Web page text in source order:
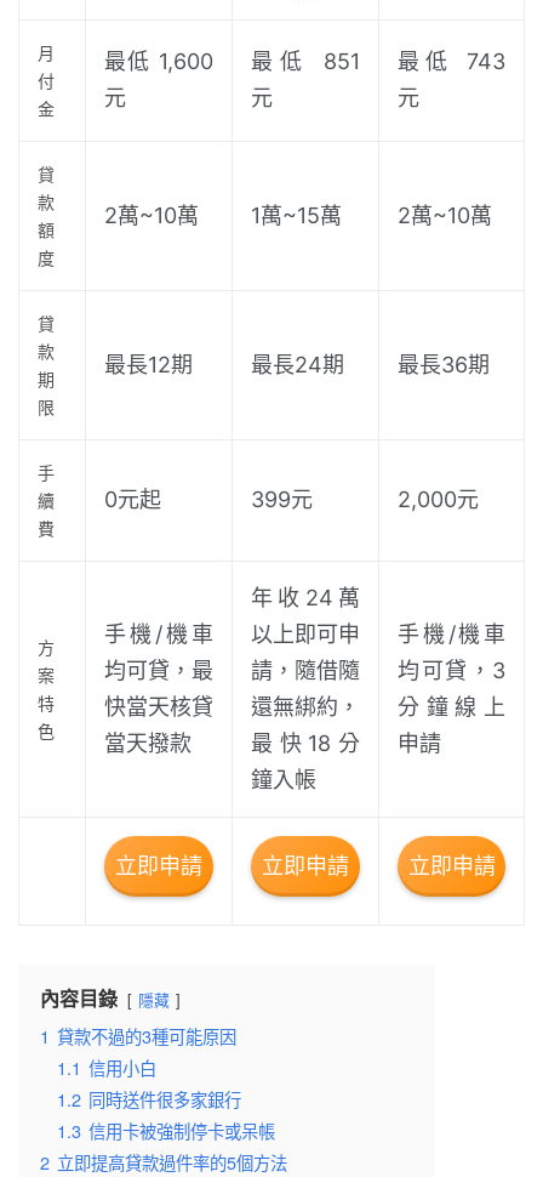
月
付
金
最低 1,600
元
最低 851
元
最低 743
元
貸
款
額
度
2萬~10萬 1萬~15萬 2萬~10萬
貸
款
期
限
最長12期 最長24期 最長36期
手
續
費
0元起 399元 2,000元
方
案
特
色
手機/機車
均可貸，最
快當天核貸
當天撥款
年收24萬
以上即可申
請，隨借隨
還無綁約，
最快18分
鐘入帳
手機/機車
均可貸，3
分鐘線上
申請
立即申請 立即申請 立即申請
內容目錄 隱藏
1 貸款不過的3種可能原因
1.1 信用小白
1.2 同時送件很多家銀行
1.3 信用卡被強制停卡或呆帳
2 立即提高貸款過件率的5個方法